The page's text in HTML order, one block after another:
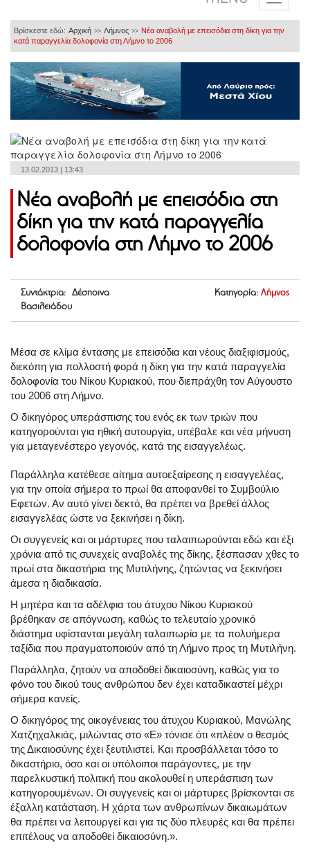
Βρίσκεστε εδώ: Αρχική >> Λήμνος >> Νέα αναβολή με επεισόδια στη δίκη για την
κατά παραγγελία δολοφονία στη Λήμνο το 2006
13.02.2013 | 13:43
Νέα αναβολή με επεισόδια στη
δίκη για την κατά παραγγελία
δολοφονία στη Λήμνο το 2006
Συντάκτρια: Δέσποινα
Βασιλειάδου
Κατηγορία: Λήμνος
Μέσα σε κλίμα έντασης με επεισόδια και νέους διαξιφισμούς,
διεκόπη για πολλοστή φορά η δίκη για την κατά παραγγελία
δολοφονία του Νίκου Κυριακού, που διεπράχθη τον Αύγουστο
του 2006 στη Λήμνο.
Ο δικηγόρος υπεράσπισης του ενός εκ των τριών που
κατηγορούνται για ηθική αυτουργία, υπέβαλε και νέα μήνυση
για μεταγενέστερο γεγονός, κατά της εισαγγελέως.
Παράλληλα κατέθεσε αίτημα αυτοεξαίρεσης η εισαγγελέας,
για την οποία σήμερα το πρωί θα αποφανθεί το Συμβούλιο
Εφετών. Αν αυτό γίνει δεκτό, θα πρέπει να βρεθεί άλλος
εισαγγελέας ώστε να ξεκινήσει η δίκη.
Οι συγγενείς και οι μάρτυρες που ταλαιπωρούνται εδώ και έξι
χρόνια από τις συνεχείς αναβολές της δίκης, ξέσπασαν χθες το
πρωί στα δικαστήρια της Μυτιλήνης, ζητώντας να ξεκινήσει
άμεσα η διαδικασία.
Η μητέρα και τα αδέλφια του άτυχου Νίκου Κυριακού
βρέθηκαν σε απόγνωση, καθώς το τελευταίο χρονικό
διάστημα υφίστανται μεγάλη ταλαιπωρία με τα πολυήμερα
ταξίδια που πραγματοποιούν από τη Λήμνο προς τη Μυτιλήνη.
Παράλληλα, ζητούν να αποδοθεί δικαιοσύνη, καθώς για το
φόνο του δικού τους ανθρώπου δεν έχει καταδικαστεί μέχρι
σήμερα κανείς.
Ο δικηγόρος της οικογένειας του άτυχου Κυριακού, Μανώλης
Χατζηχαλκιάς, μιλώντας στο «Ε» τόνισε ότι «πλέον ο θεσμός
της Δικαιοσύνης έχει ξευτιλιστεί. Και προσβάλλεται τόσο το
δικαστήριο, όσο και οι υπόλοιποι παράγοντες, με την
παρελκυστική πολιτική που ακολουθεί η υπεράσπιση των
κατηγορουμένων. Οι συγγενείς και οι μάρτυρες βρίσκονται σε
έξαλλη κατάσταση. Η χάρτα των ανθρωπίνων δικαιωμάτων
θα πρέπει να λειτουργεί και για τις δύο πλευρές και θα πρέπει
επιτέλους να αποδοθεί δικαιοσύνη.».